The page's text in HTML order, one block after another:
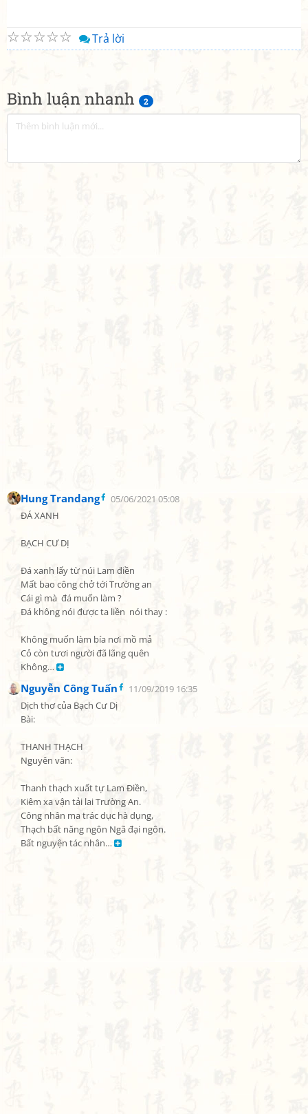
Bình luận nhanh 2
Hung Trandang
05/06/2021 05:08
ĐÁ XANH
BẠCH CƯ DỊ
Đá xanh lấy từ núi Lam điền
Mất bao công chở tới Trường an
Cái gì mà  đá muốn làm ?
Đá không nói được ta liền  nói thay :
Không muốn làm bía nơi mồ mả
Cỏ còn tươi người đã lãng quên
Không…
Nguyễn Công Tuấn
11/09/2019 16:35
Dịch thơ của Bạch Cư Dị
Bài:
THANH THẠCH
Nguyên văn:
Thanh thạch xuất tự Lam Điền,
Kiêm xa vận tải lai Trường An.
Công nhân ma trác dục hà dụng,
Thạch bất năng ngôn Ngã đại ngôn.
Bất nguyện tác nhân…
☆
☆
☆
☆
☆ Trả lời